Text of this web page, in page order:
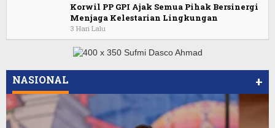
Korwil PP GPI Ajak Semua Pihak Bersinergi
Menjaga Kelestarian Lingkungan
3 Hari Lalu
NASIONAL +